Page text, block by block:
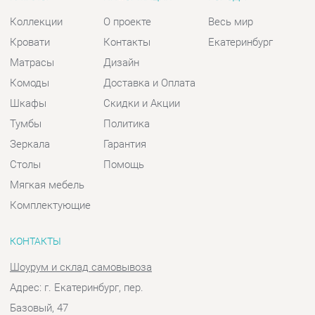
Тумбы
Зеркала
Столы
Мягкая мебель
Политика
Гарантия
Помощь
КОНТАКТЫ
Телефон: +7 (903) 000-00-00
Отправить сообщение